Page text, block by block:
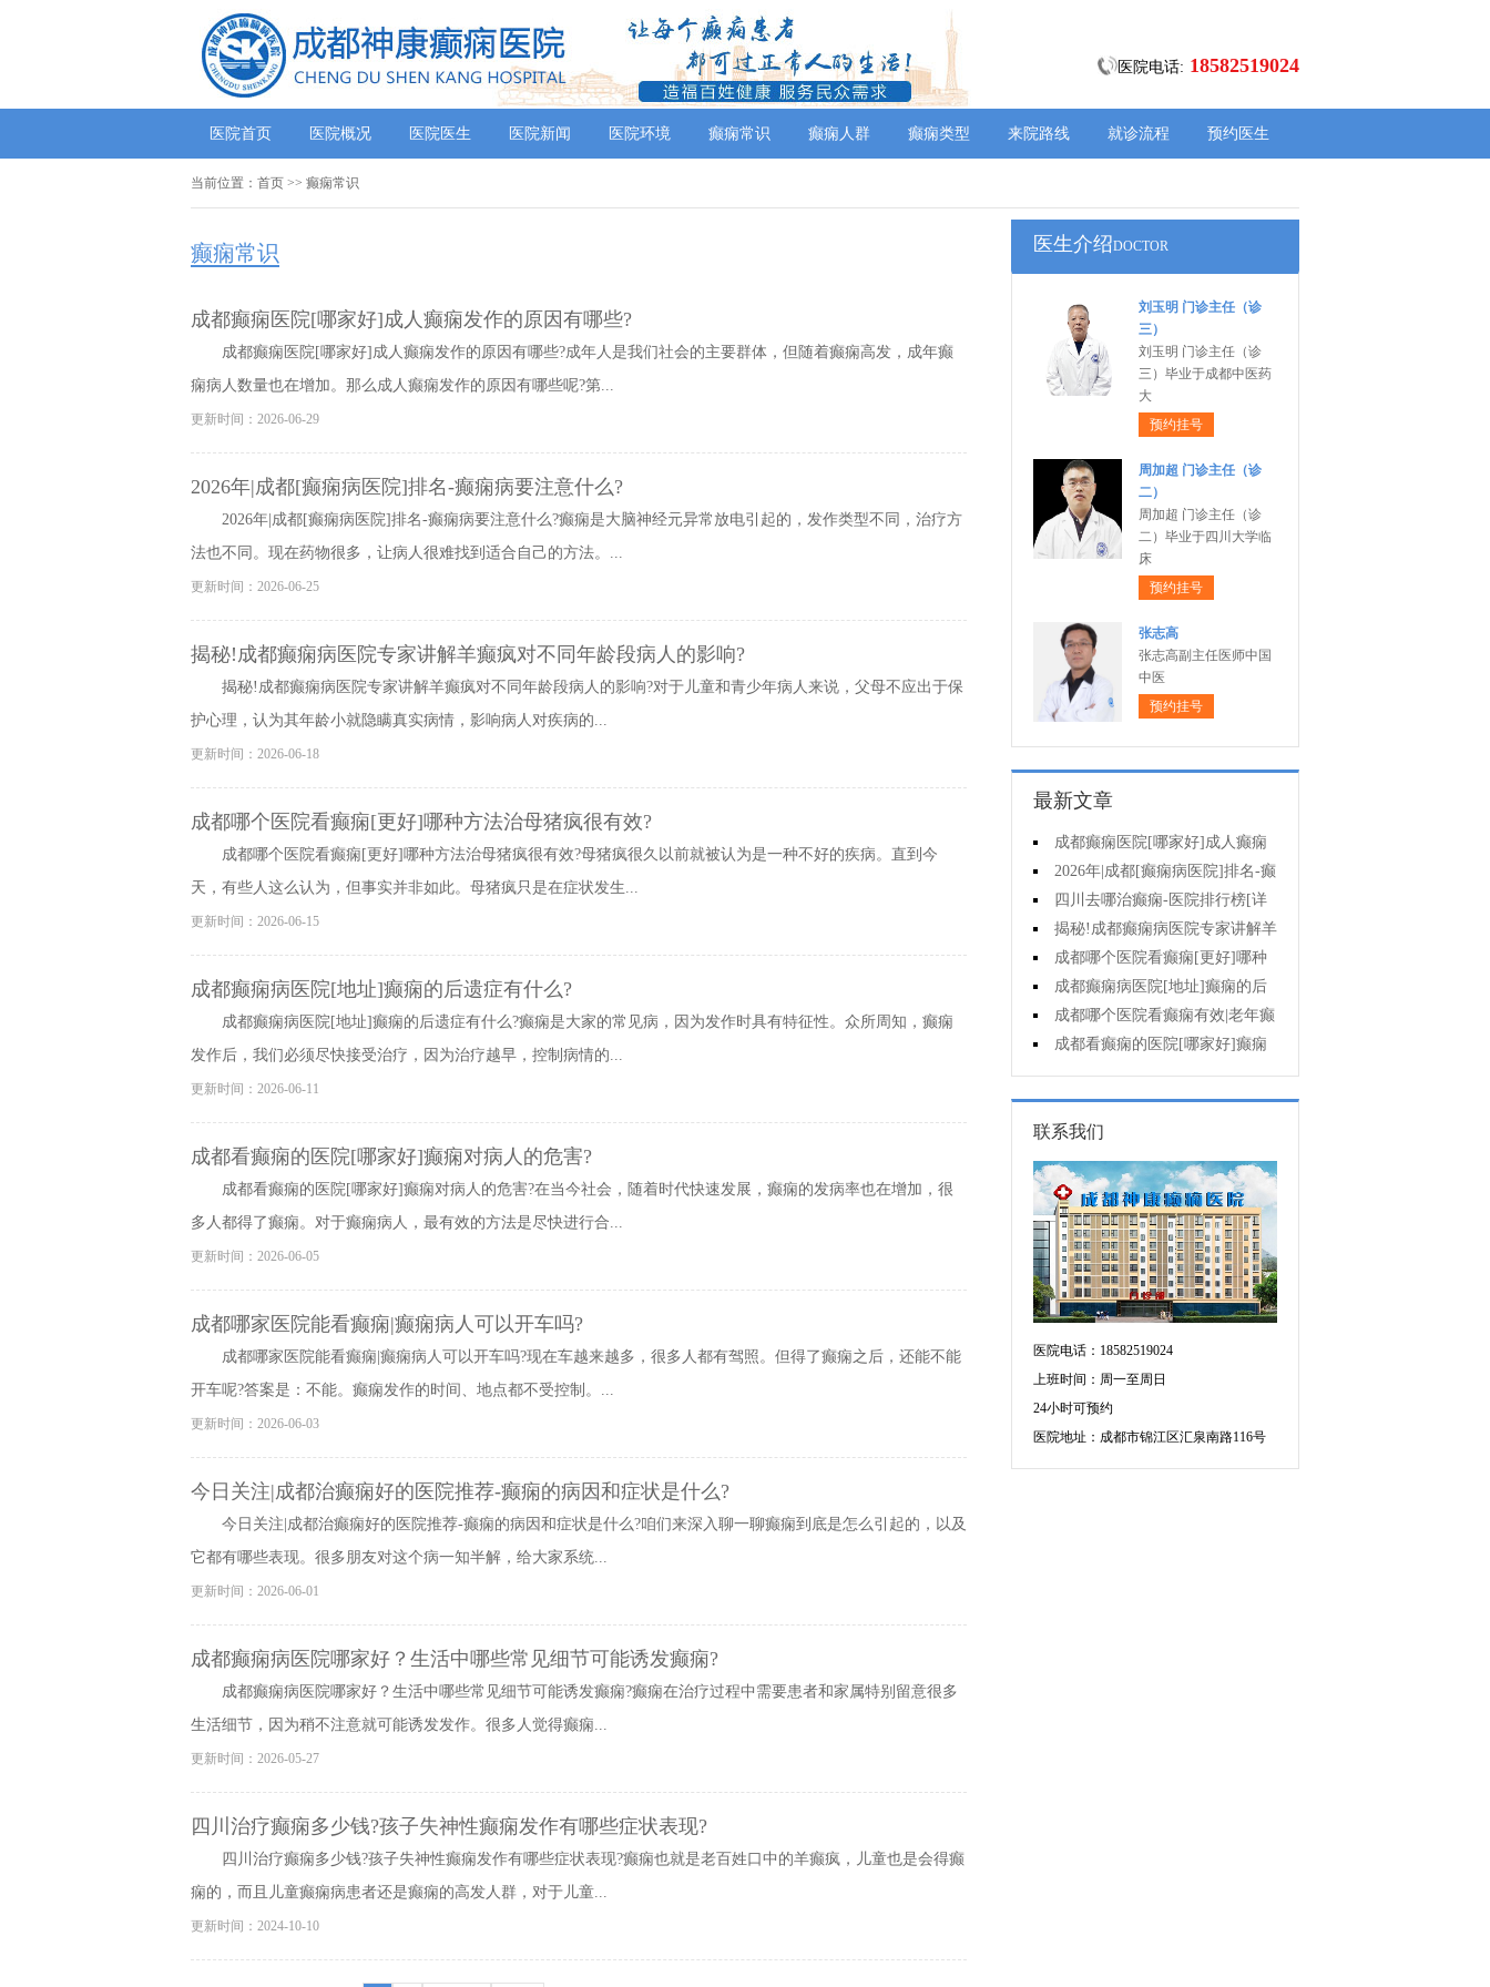
医院电话: 18582519024
医院首页 医院概况 医院医生 医院新闻 医院环境 癫痫常识 癫痫人群 癫痫类型 来院路线 就诊流程 预约医生
当前位置： 首页 >> 癫痫常识
癫痫常识
成都癫痫医院[哪家好]成人癫痫发作的原因有哪些?
成都癫痫医院[哪家好]成人癫痫发作的原因有哪些?成年人是我们社会的主要群体，但随着癫痫高发，成年癫
痫病人数量也在增加。那么成人癫痫发作的原因有哪些呢?第...
更新时间：2026-06-29
2026年|成都[癫痫病医院]排名-癫痫病要注意什么?
2026年|成都[癫痫病医院]排名-癫痫病要注意什么?癫痫是大脑神经元异常放电引起的，发作类型不同，治疗方
法也不同。现在药物很多，让病人很难找到适合自己的方法。...
更新时间：2026-06-25
揭秘!成都癫痫病医院专家讲解羊癫疯对不同年龄段病人的影响?
揭秘!成都癫痫病医院专家讲解羊癫疯对不同年龄段病人的影响?对于儿童和青少年病人来说，父母不应出于保
护心理，认为其年龄小就隐瞒真实病情，影响病人对疾病的...
更新时间：2026-06-18
成都哪个医院看癫痫[更好]哪种方法治母猪疯很有效?
成都哪个医院看癫痫[更好]哪种方法治母猪疯很有效?母猪疯很久以前就被认为是一种不好的疾病。直到今
天，有些人这么认为，但事实并非如此。母猪疯只是在症状发生...
更新时间：2026-06-15
成都癫痫病医院[地址]癫痫的后遗症有什么?
成都癫痫病医院[地址]癫痫的后遗症有什么?癫痫是大家的常见病，因为发作时具有特征性。众所周知，癫痫
发作后，我们必须尽快接受治疗，因为治疗越早，控制病情的...
更新时间：2026-06-11
成都看癫痫的医院[哪家好]癫痫对病人的危害?
成都看癫痫的医院[哪家好]癫痫对病人的危害?在当今社会，随着时代快速发展，癫痫的发病率也在增加，很
多人都得了癫痫。对于癫痫病人，最有效的方法是尽快进行合...
更新时间：2026-06-05
成都哪家医院能看癫痫|癫痫病人可以开车吗?
成都哪家医院能看癫痫|癫痫病人可以开车吗?现在车越来越多，很多人都有驾照。但得了癫痫之后，还能不能
开车呢?答案是：不能。癫痫发作的时间、地点都不受控制。...
更新时间：2026-06-03
今日关注|成都治癫痫好的医院推荐-癫痫的病因和症状是什么?
今日关注|成都治癫痫好的医院推荐-癫痫的病因和症状是什么?咱们来深入聊一聊癫痫到底是怎么引起的，以及
它都有哪些表现。很多朋友对这个病一知半解，给大家系统...
更新时间：2026-06-01
成都癫痫病医院哪家好？生活中哪些常见细节可能诱发癫痫?
成都癫痫病医院哪家好？生活中哪些常见细节可能诱发癫痫?癫痫在治疗过程中需要患者和家属特别留意很多
生活细节，因为稍不注意就可能诱发发作。很多人觉得癫痫...
更新时间：2026-05-27
四川治疗癫痫多少钱?孩子失神性癫痫发作有哪些症状表现?
四川治疗癫痫多少钱?孩子失神性癫痫发作有哪些症状表现?癫痫也就是老百姓口中的羊癫疯，儿童也是会得癫
痫的，而且儿童癫痫病患者还是癫痫的高发人群，对于儿童...
更新时间：2024-10-10
医生介绍DOCTOR
刘玉明 门诊主任（诊
三）
刘玉明 门诊主任（诊
三）毕业于成都中医药
大
预约挂号
周加超 门诊主任（诊
二）
周加超 门诊主任（诊
二）毕业于四川大学临
床
预约挂号
张志高
张志高副主任医师中国
中医
预约挂号
最新文章
成都癫痫医院[哪家好]成人癫痫
发作的原因有哪些?
2026年|成都[癫痫病医院]排名-癫
痫病要注意什么?
四川去哪治癫痫-医院排行榜[详
细排名]女性癫痫怎么治疗?
揭秘!成都癫痫病医院专家讲解羊
癫疯对不同年龄段病人的影响?
成都哪个医院看癫痫[更好]哪种
方法治母猪疯很有效?
成都癫痫病医院[地址]癫痫的后
遗症有什么?
成都哪个医院看癫痫有效|老年癫
痫早期的治疗?
成都看癫痫的医院[哪家好]癫痫
对病人的危害?
联系我们
医院电话：18582519024
上班时间：周一至周日
24小时可预约
医院地址：成都市锦江区汇泉南路116号